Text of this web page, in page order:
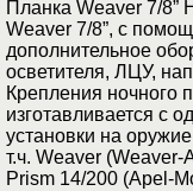
Планка Weaver 7/8”
Weaver 7/8”, с
дополнительное
осветителя, ЛЦУ,
Крепления ночного
изготавливается с
установки на
т.ч. Weaver
Prism 14/200 (Apel-